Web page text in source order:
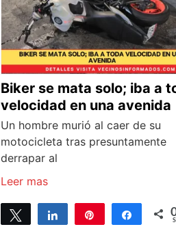
Biker se mata solo; iba a
velocidad en una avenida
Un hombre murió al caer de su
motocicleta tras presuntamente
derrapar al
Leer mas
Tweet Share Share